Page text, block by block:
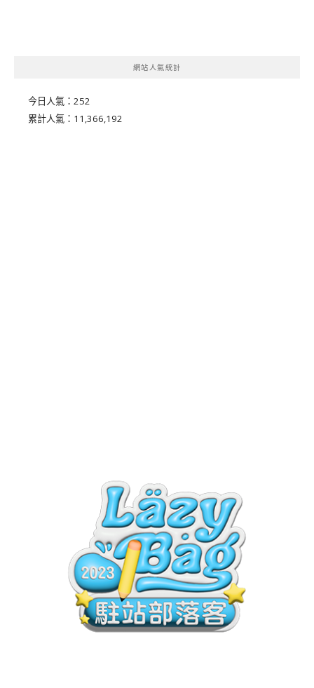
網站人氣統計
今日人氣： 252
累計人氣： 11,366,192